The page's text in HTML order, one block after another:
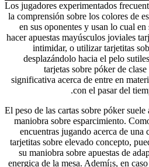
Los jugadores experimentados
la comprensión sobre los colores de
en sus oponentes y usan lo cual
hacer apuestas mayúsculos joviales
intimidar, o utilizar tarjetitas
desplazándolo hacia el pelo
tarjetas sobre póker de
significativa acerca de entre en
con el pasar del
El peso de las cartas sobre póker
maniobra sobre esparcimiento.
encuentras jugando acerca de
tarjetitas sobre elevado concepto,
su maniobra sobre apuestas de
energica de la mesa. Ademí¡s, en